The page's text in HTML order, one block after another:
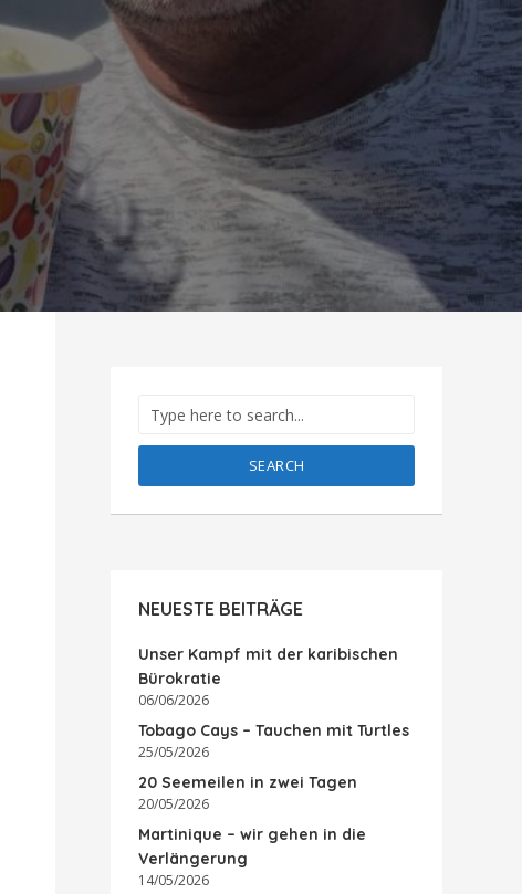
SEARCH
NEUESTE BEITRÄGE
Unser Kampf mit der karibischen
Bürokratie
06/06/2026
Tobago Cays – Tauchen mit Turtles
25/05/2026
20 Seemeilen in zwei Tagen
20/05/2026
Martinique – wir gehen in die
Verlängerung
14/05/2026